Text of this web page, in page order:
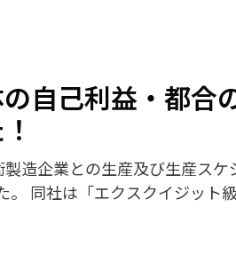
自己利益・都合
造企業との生産及び生産スケ
同社は「エクスクイジット